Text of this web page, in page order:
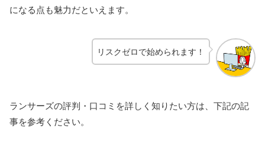
になる点も魅力だといえます。
リスクゼロで始められます！
ランサーズの評判・口コミを詳しく知りたい方は、下記の記
事を参考ください。